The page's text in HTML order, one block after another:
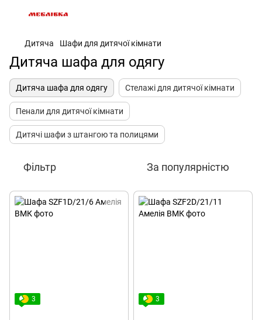
Дитяча Шафи для дитячої кімнати
Дитяча шафа для одягу
Дитяча шафа для одягу Стелажі для дитячої кімнати
Пенали для дитячої кімнати
Дитячі шафи з штангою та полицями
Фільтр За популярністю
3 3